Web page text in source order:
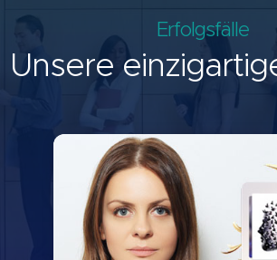
Erfolgsfälle
Unsere